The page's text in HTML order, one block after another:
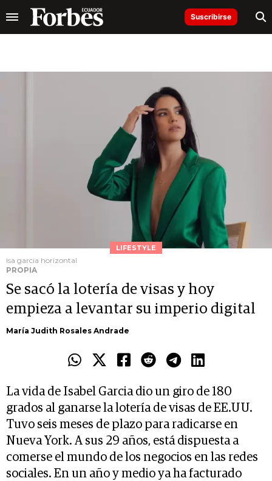
Suscribirse
LIFESTYLE
isa garcia horizontal
PROPIA
Se sacó la lotería de visas y hoy
empieza a levantar su imperio digital
María Judith Rosales Andrade
La vida de Isabel Garcia dio un giro de 180
grados al ganarse la lotería de visas de EE.UU.
Tuvo seis meses de plazo para radicarse en
Nueva York. A sus 29 años, está dispuesta a
comerse el mundo de los negocios en las redes
sociales. En un año y medio ya ha facturado